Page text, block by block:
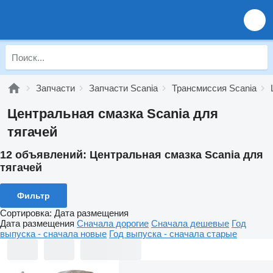
Запчасти Запчасти Scania Трансмиссия Scania
Центральная смазка Scania для
тягачей
12 объявлений: Центральная смазка Scania для
тягачей
Фильтр
Сортировка: Дата размещения
Дата размещения Сначала дорогие Сначала дешевые Год
выпуска - сначала новые Год выпуска - сначала старые